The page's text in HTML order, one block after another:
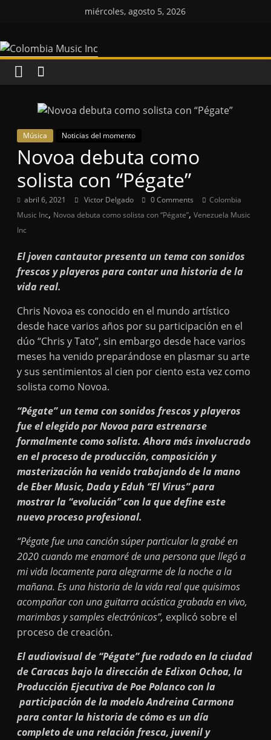
miércoles, agosto 5, 2026
Colombia
Music
Inc
Colombia
Music
Inc
Música Noticias del momento
Novoa debuta como
solista con “Pégate”
abril 6, 2021 Victor Delgado 0 Comments
Colombia
Music Inc, Novoa debuta como solista con “Pégate”,Venezuela Music
Inc
El joven cantautor presenta un tema con sonidos
frescos y playeros para contar una historia de la
vida real.
Chris Novoa es conocido en el mundo artístico
desde hace varios años por su participación en el
dúo “Chris y Tato”, sin embargo desde hace varios
meses ha venido preparándose en plasmar su arte
y sus sentimientos al cien por ciento esta vez como
solista como Novoa.
“Pégate” un tema con sonidos frescos y playeros
fue el elegido por Novoa para estrenarse
formalmente como solista. Ahora más involucrado
en el proceso de producción, composición y
masterización ha venido trabajando de la mano
de Eber Music, Dada y Eduh “El Virus” para
mostrar la “evolución” con la que define este
nuevo proceso profesional.
“Pégate fue una canción súper particular la grabé en
2020 cuando me enamoré de una persona que llegó a
mi vida locamente para alegrarme de la noche a la
mañana. Es una historia de la vida real que quisimos
acompañar con una guitarra acústica grabada en vivo,
marimbas y samples electrónicos”, explicó sobre el
proceso de creación.
El audiovisual de “Pégate” fue rodado en la ciudad
de Caracas bajo la dirección de Edixon Ochoa, la
Producción Ejecutiva de Poe Polanco con la
participación de la modelo Andreina Carmona
para contar la historia de cómo es un día
completo de una relación fresca, juvenil y